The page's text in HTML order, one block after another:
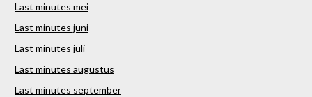
Last minutes mei
Last minutes juni
Last minutes juli
Last minutes augustus
Last minutes september